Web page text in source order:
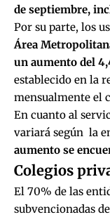
de septiembre,
Por su parte, los
Área
un aumento del
establecido en la
mensualmente el
En cuanto al
variará según la
aumento se
Colegios
El 70% de las
subvencionadas